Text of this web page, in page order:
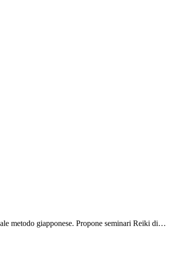
metodo giapponese. Propone seminari Reiki di…